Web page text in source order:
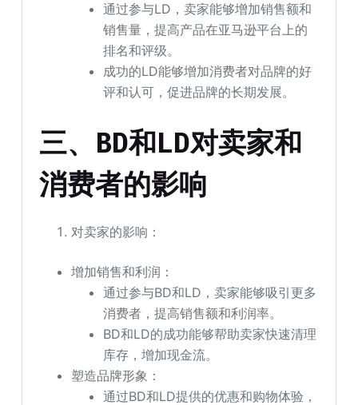
通过参与LD，卖家能够增加销售额和
销售量，提高产品在亚马逊平台上的
排名和评级。
成功的LD能够增加消费者对品牌的好
评和认可，促进品牌的长期发展。
三、BD和LD对卖家和
消费者的影响
对卖家的影响：
增加销售和利润：
通过参与BD和LD，卖家能够吸引更多
消费者，提高销售额和利润率。
BD和LD的成功能够帮助卖家快速清理
库存，增加现金流。
塑造品牌形象：
通过BD和LD提供的优惠和购物体验，